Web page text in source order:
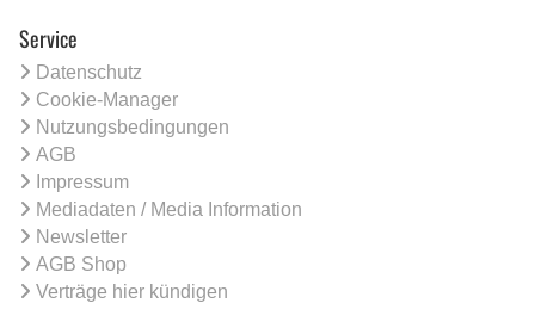
Service
Datenschutz
Cookie-Manager
Nutzungsbedingungen
AGB
Impressum
Mediadaten / Media Information
Newsletter
AGB Shop
Verträge hier kündigen